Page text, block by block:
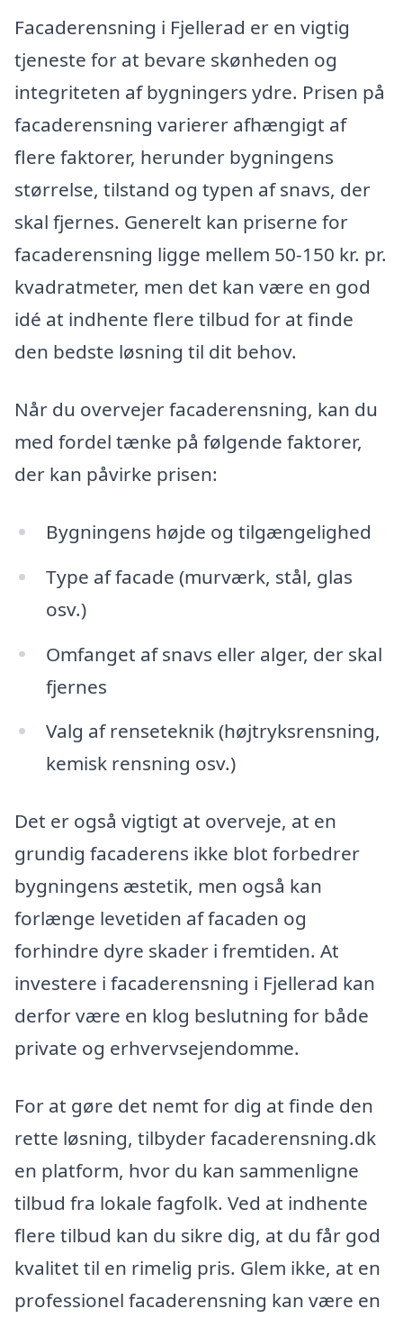
Facaderensning i Fjellerad er en vigtig
tjeneste for at bevare skønheden og
integriteten af bygningers ydre. Prisen på
facaderensning varierer afhængigt af
flere faktorer, herunder bygningens
størrelse, tilstand og typen af snavs, der
skal fjernes. Generelt kan priserne for
facaderensning ligge mellem 50-150 kr. pr.
kvadratmeter, men det kan være en god
idé at indhente flere tilbud for at finde
den bedste løsning til dit behov.
Når du overvejer facaderensning, kan du
med fordel tænke på følgende faktorer,
der kan påvirke prisen:
Bygningens højde og tilgængelighed
Type af facade (murværk, stål, glas
osv.)
Omfanget af snavs eller alger, der skal
fjernes
Valg af renseteknik (højtryksrensning,
kemisk rensning osv.)
Det er også vigtigt at overveje, at en
grundig facaderens ikke blot forbedrer
bygningens æstetik, men også kan
forlænge levetiden af facaden og
forhindre dyre skader i fremtiden. At
investere i facaderensning i Fjellerad kan
derfor være en klog beslutning for både
private og erhvervsejendomme.
For at gøre det nemt for dig at finde den
rette løsning, tilbyder facaderensning.dk
en platform, hvor du kan sammenligne
tilbud fra lokale fagfolk. Ved at indhente
flere tilbud kan du sikre dig, at du får god
kvalitet til en rimelig pris. Glem ikke, at en
professionel facaderensning kan være en